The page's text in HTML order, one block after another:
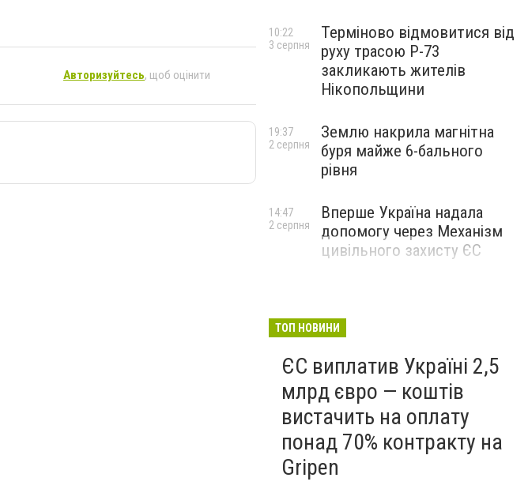
Авторизуйтесь, щоб оцінити
Терміново відмовитися від
руху трасою Р-73
закликають жителів
Нікопольщини
10:22
3 серпня
Землю накрила магнітна
буря майже 6-бального
рівня
19:37
2 серпня
Вперше Україна надала
допомогу через Механізм
цивільного захисту ЄС
14:47
2 серпня
ТОП НОВИНИ
ЄС виплатив Україні 2,5
млрд євро — коштів
вистачить на оплату
понад 70% контракту на
Gripen